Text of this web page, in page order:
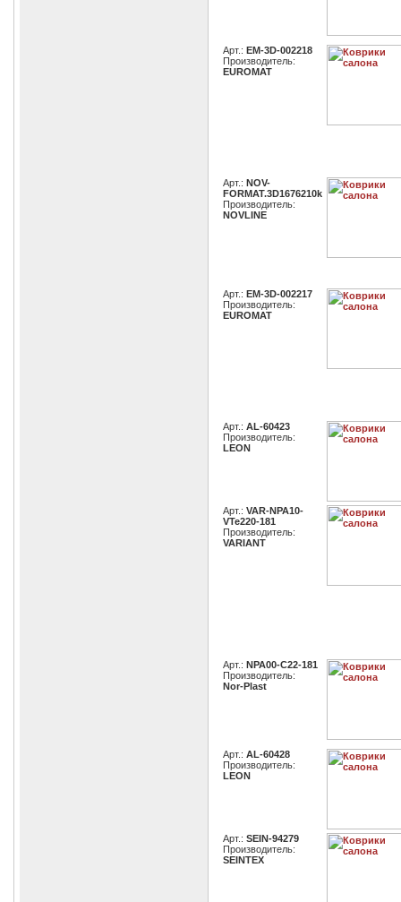
Арт.: EM-3D-002218
Производитель:
EUROMAT
Арт.: NOV-
FORMAT.3D1676210k
Производитель:
NOVLINE
Арт.: EM-3D-002217
Производитель:
EUROMAT
Арт.: AL-60423
Производитель:
LEON
Арт.: VAR-NPA10-
VTe220-181
Производитель:
VARIANT
Арт.: NPA00-C22-181
Производитель:
Nor-Plast
Арт.: AL-60428
Производитель:
LEON
Арт.: SEIN-94279
Производитель:
SEINTEX